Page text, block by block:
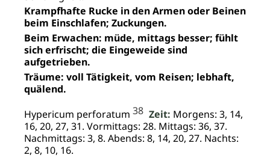
Krampfhafte Rucke in den Armen oder Beinen
beim Einschlafen; Zuckungen.
Beim Erwachen: müde, mittags besser; fühlt
sich erfrischt; die Eingeweide sind
aufgetrieben.
Träume: voll Tätigkeit, vom Reisen; lebhaft,
quälend.
Hypericum perforatum 38 Zeit: Morgens: 3, 14,
16, 20, 27, 31. Vormittags: 28. Mittags: 36, 37.
Nachmittags: 3, 8. Abends: 8, 14, 20, 27. Nachts:
2, 8, 10, 16.